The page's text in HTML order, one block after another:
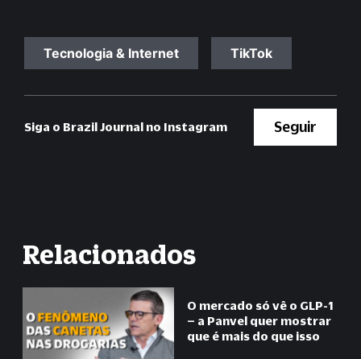
Tecnologia & Internet TikTok
Siga o Brazil Journal no Instagram Seguir
Relacionados
O mercado só vê o GLP-1
– a Panvel quer mostrar
que é mais do que isso